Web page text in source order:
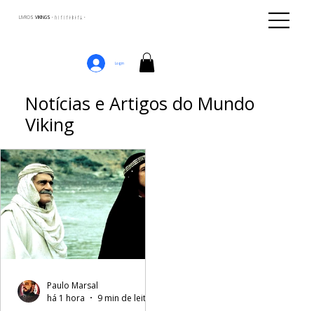
LIVROS VIKINGS · ᚢᛁᚴᛁᚴᛅᛒᛅᚴᛦ ·
Login
Notícias e Artigos do Mundo
Viking
Paulo Marsal
há 1 hora
9 min de leitura